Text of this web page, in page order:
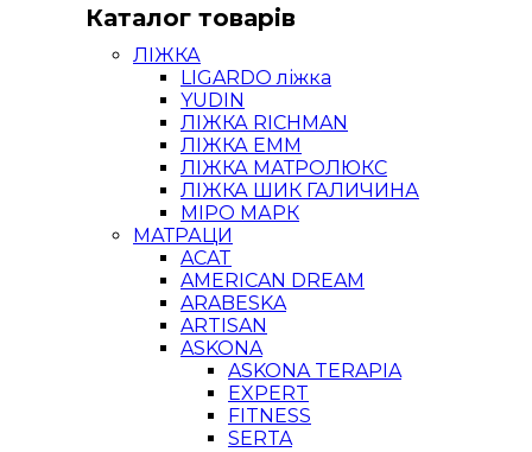
Каталог товарів
ЛІЖКА
LIGARDO ліжка
YUDIN
ЛІЖКА RICHMAN
ЛІЖКА ЕММ
ЛІЖКА МАТРОЛЮКС
ЛІЖКА ШИК ГАЛИЧИНА
МІРО МАРК
МАТРАЦИ
ACAT
AMERICAN DREAM
ARABESKA
ARTISAN
ASKONA
ASKONA TERAPIA
EXPERT
FITNESS
SERTA